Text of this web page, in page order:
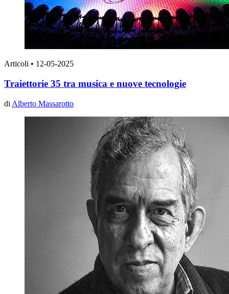
Articoli • 12-05-2025
Traiettorie 35 tra musica e nuove tecnologie
di Alberto Massarotto